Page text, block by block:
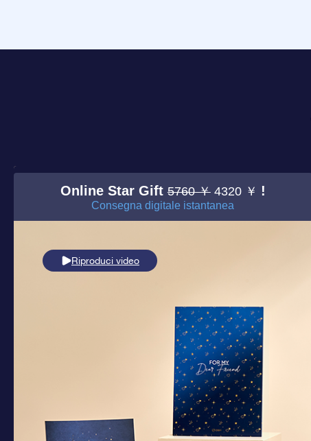
Online Star Gift5760 ￥ 4320 ￥ !
Consegna digitale istantanea
Riproduci video